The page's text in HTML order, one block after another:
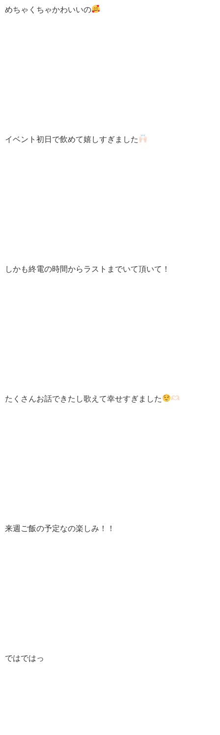
めちゃくちゃかわいいの
イベント初日で飲めて嬉しすぎました
しかも終電の時間からラストまでいて頂いて！
たくさんお話できたし歌えて幸せすぎました
来週ご飯の予定なの楽しみ！！
ではではっ